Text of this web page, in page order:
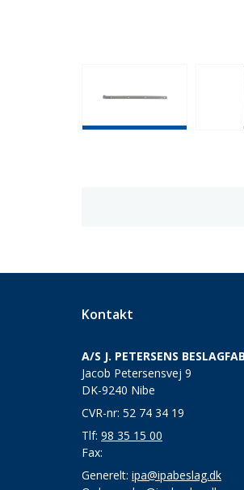
Kontakt
A/S J. PETERSENS
Jacob Petersensvej 9
DK-9240 Nibe
CVR-nr: 52 74 34 19
Tlf: 98 35 15 00
Fax:
Generelt: ipa@ipabeslag.dk